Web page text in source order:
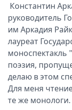
Константин
руководитель
им Аркадия
лауреат
моноспектакль
поэзия,
делаю в этом
Для меня
те же